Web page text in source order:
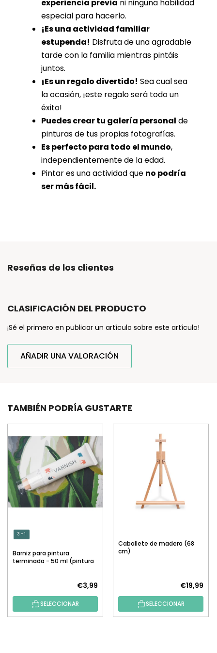
experiencia previa ni ninguna habilidad
especial para hacerlo.
¡Es una actividad familiar
estupenda! Disfruta de una agradable
tarde con la familia mientras pintáis
juntos.
¡Es un regalo divertido! Sea cual sea
la ocasión, ¡este regalo será todo un
éxito!
Puedes crear tu galería personal de
pinturas de tus propias fotografías.
Es perfecto para todo el mundo,
independientemente de la edad.
Pintar es una actividad que no podría
ser más fácil.
Reseñas de los clientes
CLASIFICACIÓN DEL PRODUCTO
¡Sé el primero en publicar un artículo sobre este artículo!
AÑADIR UNA VALORACIÓN
TAMBIÉN PODRÍA GUSTARTE
3 + 1
Barniz para pintura
terminada - 50 ml (pintura
€3,99
SELECCIONAR
Caballete de madera (68
cm)
€19,99
SELECCIONAR